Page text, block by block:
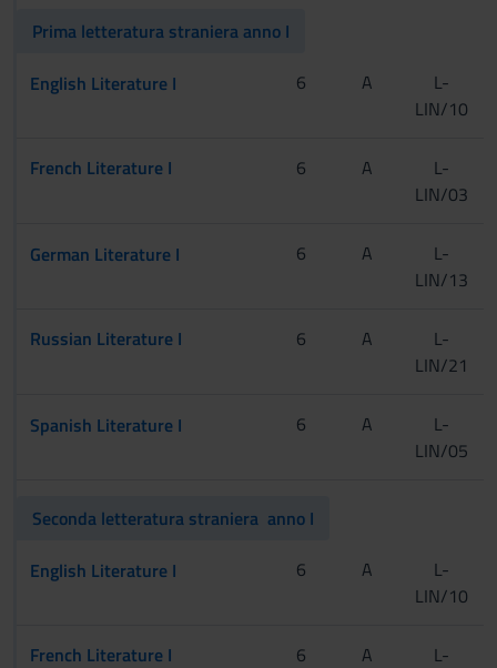
Prima letteratura straniera anno I
English Literature I
6 A
L-
LIN/10
French Literature I 6 A
L-
LIN/03
German Literature I 6 A
L-
LIN/13
Russian Literature I 6 A
L-
LIN/21
Spanish Literature I
[Tur]
6 A
L-
LIN/05
Seconda letteratura straniera  anno I
English Literature I
6 A
L-
LIN/10
French Literature I 6 A
L-